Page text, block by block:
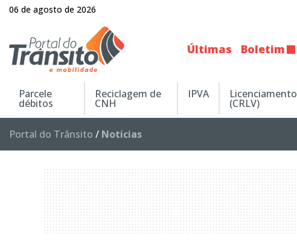
06 de agosto de 2026
Últimas Boletim
Parcele
débitos
Reciclagem de
CNH
IPVA Licenciamento
(CRLV)
Portal do Trânsito / Notícias